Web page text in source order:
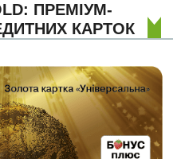
ПРЕМІУМ-
КАРТОК